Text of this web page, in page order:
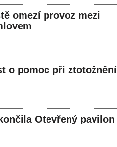
omezí provoz mezi
o pomoc při ztotožnění
Otevřený pavilon